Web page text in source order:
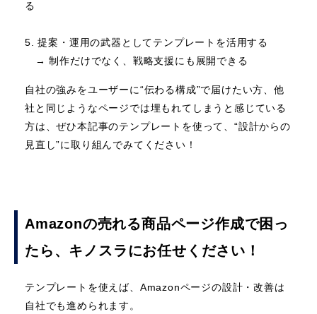
る
5. 提案・運用の武器としてテンプレートを活用する
→ 制作だけでなく、戦略支援にも展開できる
自社の強みをユーザーに“伝わる構成”で届けたい方、他
社と同じようなページでは埋もれてしまうと感じている
方は、ぜひ本記事のテンプレートを使って、“設計からの
見直し”に取り組んでみてください！
Amazonの売れる商品ページ作成で困っ
たら、キノスラにお任せください！
テンプレートを使えば、Amazonページの設計・改善は
自社でも進められます。